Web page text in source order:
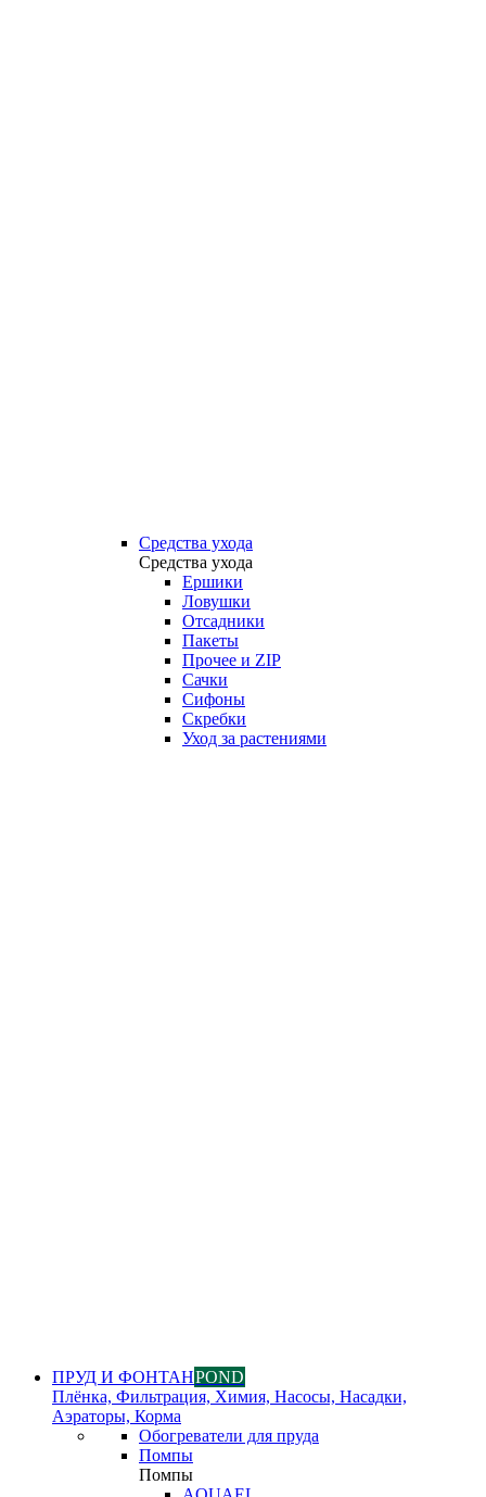
Средства ухода
Средства ухода
Ершики
Ловушки
Отсадники
Пакеты
Прочее и ZIP
Сачки
Сифоны
Скребки
Уход за растениями
ПРУД И ФОНТАНPOND
Плёнка, Фильтрация, Химия, Насосы, Насадки,
Аэраторы, Корма
Обогреватели для пруда
Помпы
Помпы